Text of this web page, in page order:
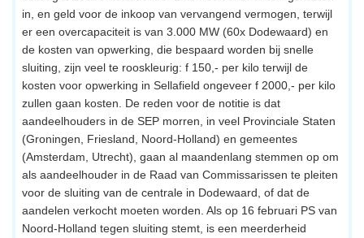
in, en geld voor de inkoop van vervangend vermogen, terwijl
er een overcapaciteit is van 3.000 MW (60x Dodewaard) en
de kosten van opwerking, die bespaard worden bij snelle
sluiting, zijn veel te rooskleurig: f 150,- per kilo terwijl de
kosten voor opwerking in Sellafield ongeveer f 2000,- per kilo
zullen gaan kosten. De reden voor de notitie is dat
aandeelhouders in de SEP morren, in veel Provinciale Staten
(Groningen, Friesland, Noord-Holland) en gemeentes
(Amsterdam, Utrecht), gaan al maandenlang stemmen op om
als aandeelhouder in de Raad van Commissarissen te pleiten
voor de sluiting van de centrale in Dodewaard, of dat de
aandelen verkocht moeten worden. Als op 16 februari PS van
Noord-Holland tegen sluiting stemt, is een meerderheid